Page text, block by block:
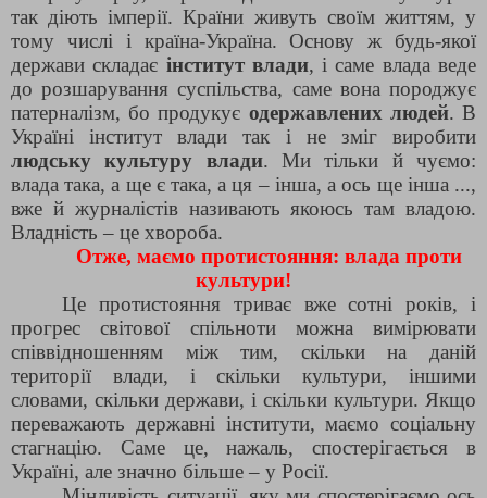
так діють імперії. Країни живуть своїм життям, у
тому числі і країна-Україна. Основу ж будь-якої
держави складає інститут влади, і саме влада веде
до розшарування суспільства, саме вона породжує
патерналізм, бо продукує одержавлених людей. В
Україні інститут влади так і не зміг виробити
людську культуру влади. Ми тільки й чуємо:
влада така, а ще є така, а ця – інша, а ось ще інша ...,
вже й журналістів називають якоюсь там владою.
Владність – це хвороба.
Отже, маємо протистояння: влада проти
культури!
Це протистояння триває вже сотні років, і
прогрес світової спільноти можна вимірювати
співвідношенням між тим, скільки на даній
території влади, і скільки культури, іншими
словами, скільки держави, і скільки культури. Якщо
переважають державні інститути, маємо соціальну
стагнацію. Саме це, нажаль, спостерігається в
Україні, але значно більше – у Росії.